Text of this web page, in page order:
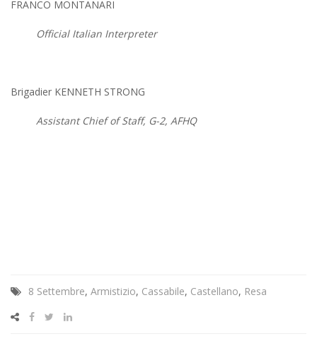
FRANCO MONTANARI
Official Italian Interpreter
Brigadier KENNETH STRONG
Assistant Chief of Staff, G-2, AFHQ
8 Settembre, Armistizio, Cassabile, Castellano, Resa